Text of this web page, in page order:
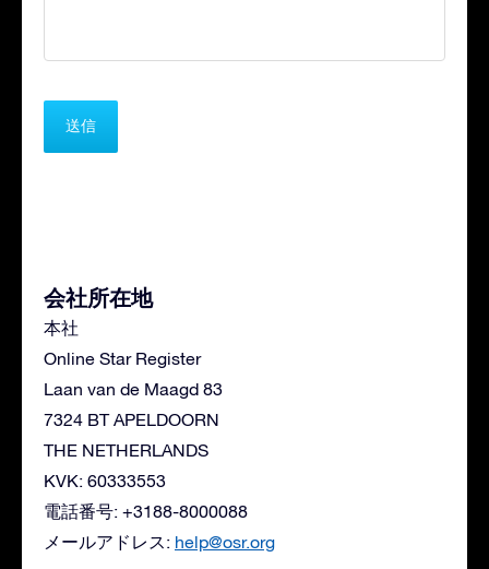
会社所在地
本社
Online Star Register
Laan van de Maagd 83
7324 BT APELDOORN
THE NETHERLANDS
KVK: 60333553
電話番号: +3188-8000088
メールアドレス: help@osr.org